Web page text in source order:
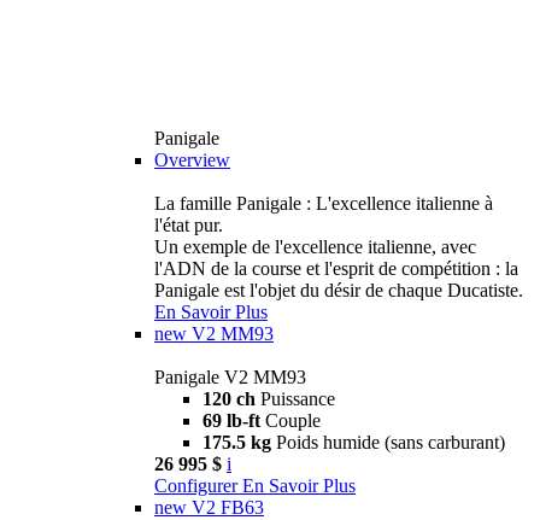
Panigale
Overview
La famille Panigale : L'excellence italienne à
l'état pur.
Un exemple de l'excellence italienne, avec
l'ADN de la course et l'esprit de compétition : la
Panigale est l'objet du désir de chaque Ducatiste.
En Savoir Plus
new V2 MM93
Panigale V2 MM93
120 ch Puissance
69 lb-ft Couple
175.5 kg Poids humide (sans carburant)
26 995 $ i
Configurer En Savoir Plus
new V2 FB63